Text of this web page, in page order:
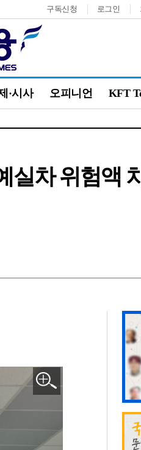
구독신청 로그인
·시사 오피니언 KFT
실차 위험액